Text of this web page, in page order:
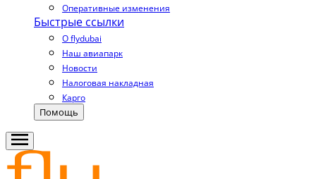
Оперативные изменения
Быстрые ссылки
О flydubai
Наш авиапарк
Новости
Налоговая накладная
Карго
Помощь